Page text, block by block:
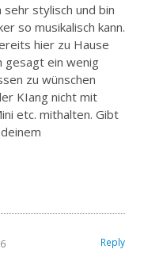
sehr stylisch und bin
so musikalisch kann.
hier zu Hause
gesagt ein wenig
zu wünschen
KIang nicht mit
etc. mithalten. Gibt
Reply